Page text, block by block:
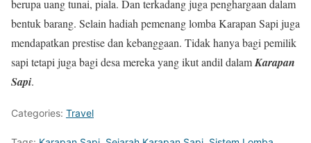
berupa uang tunai, piala. Dan terkadang juga penghargaan dalam
bentuk barang. Selain hadiah pemenang lomba Karapan Sapi juga
mendapatkan prestise dan kebanggaan. Tidak hanya bagi pemilik
sapi tetapi juga bagi desa mereka yang ikut andil dalamKarapan
Sapi.
Categories: Travel